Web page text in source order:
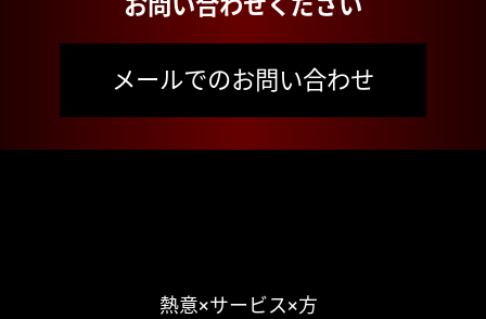
メールでのお問い合わせ
熱意×サービス×方